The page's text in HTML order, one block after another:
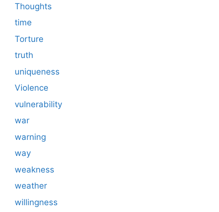
Thoughts
time
Torture
truth
uniqueness
Violence
vulnerability
war
warning
way
weakness
weather
willingness